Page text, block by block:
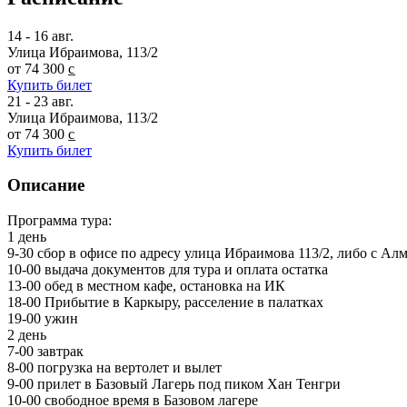
14 - 16 авг.
Улица Ибраимова, 113/2
от 74 300 c̲
Купить билет
21 - 23 авг.
Улица Ибраимова, 113/2
от 74 300 c̲
Купить билет
Описание
Программа тура:
1 день
9-30 сбор в офисе по адресу улица Ибраимова 113/2, либо с
10-00 выдача документов для тура и оплата остатка
13-00 обед в местном кафе, остановка на ИК
18-00 Прибытие в Каркыру, расселение в палатках
19-00 ужин
2 день
7-00 завтрак
8-00 погрузка на вертолет и вылет
9-00 прилет в Базовый Лагерь под пиком Хан Тенгри
10-00 свободное время в Базовом лагере